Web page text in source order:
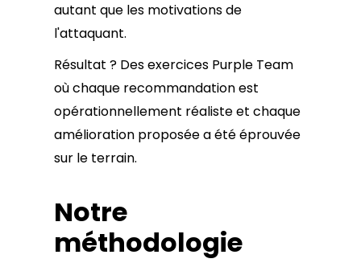
autant que les motivations de
l'attaquant.
Résultat ? Des exercices Purple Team
où chaque recommandation est
opérationnellement réaliste et chaque
amélioration proposée a été éprouvée
sur le terrain.
Notre
méthodologie